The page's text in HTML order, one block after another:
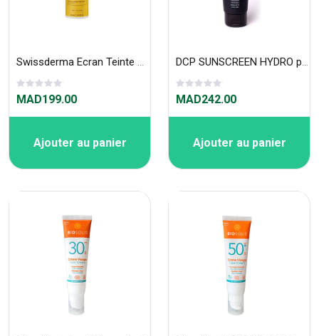
Swissderma Ecran Teinte Medium Spf50+ 50ml
MAD199.00
Ajouter au panier
DCP SUNSCREEN HYDRO protection SPF 50+ / 100ml
MAD242.00
Ajouter au panier